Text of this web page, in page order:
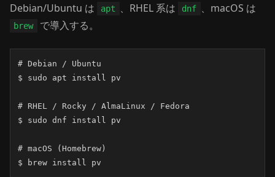
Debian/Ubuntu は
apt 、RHEL 系は dnf 、macOS は
brew で導入する。
# Debian / Ubuntu
$ sudo apt install pv
# RHEL / Rocky / AlmaLinux / Fedora
$ sudo dnf install pv
# macOS (Homebrew)
$ brew install pv